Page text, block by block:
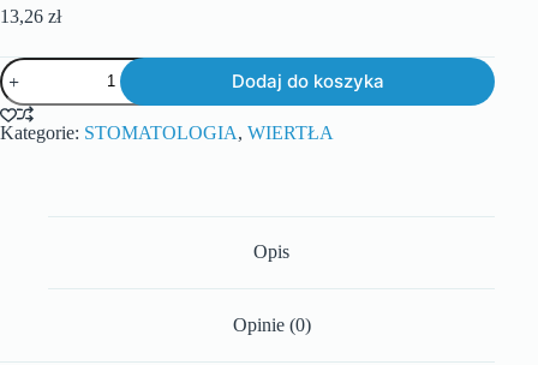
13,26 zł
Dodaj do koszyka
Kategorie: STOMATOLOGIA, WIERTŁA
Opis
Opinie (0)